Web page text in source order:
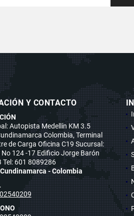
Y CONTACTO
Autopista Medellín KM 3.5
Colombia, Terminal
de Carga Oficina C19 Sucursal:
No 124 -17 Edificio Jorge Barón
Tel: 601 8089286
- Colombia